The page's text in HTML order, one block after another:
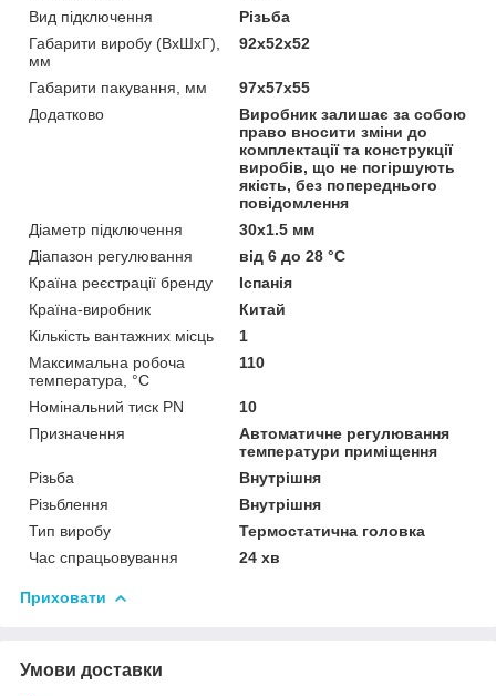
Вид підключення
Різьба
Габарити виробу (ВхШхГ),
мм
92х52х52
Габарити пакування, мм
97х57х55
Додатково
Виробник залишає за собою
право вносити зміни до
комплектації та конструкції
виробів, що не погіршують
якість, без попереднього
повідомлення
Діаметр підключення
30х1.5 мм
Діапазон регулювання
від 6 до 28 °C
Країна реєстрації бренду
Іспанія
Країна-виробник
Китай
Кількість вантажних місць
1
Максимальна робоча
температура, °С
110
Номінальний тиск PN
10
Призначення
Автоматичне регулювання
температури приміщення
Різьба
Внутрішня
Різьблення
Внутрішня
Тип виробу
Термостатична головка
Час спрацьовування
24 хв
Приховати
Умови доставки